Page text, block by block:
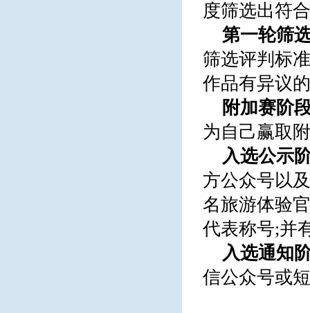
度筛选出符
第一轮筛
筛选评判标
作品有异议
附加赛阶
为自己赢取
入选公示
方公众号以
名旅游体验
代表称号;并
入选通知
信公众号或